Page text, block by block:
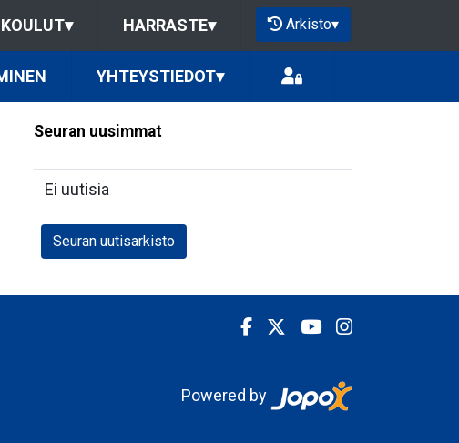
▾ HARRASTE▾ Arkisto▾
YHTEYSTIEDOT▾
Seuran uusimmat
Ei uutisia
Seuran uutisarkisto
Powered by